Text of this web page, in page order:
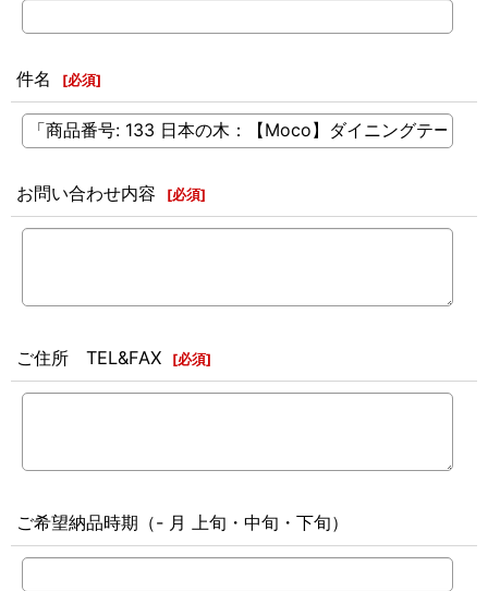
件名 [必須]
お問い合わせ内容 [必須]
ご住所 TEL&FAX [必須]
ご希望納品時期（- 月 上旬・中旬・下旬）